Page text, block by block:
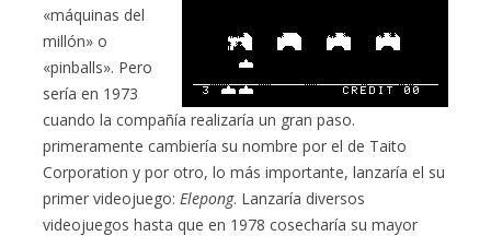
«máquinas del
millón» o
«pinballs». Pero
sería en 1973
cuando la compañía realizaría un gran paso.
primeramente cambiería su nombre por el de Taito
Corporation y por otro, lo más importante, lanzaría el su
primer videojuego: Elepong. Lanzaría diversos
videojuegos hasta que en 1978 cosecharía su mayor